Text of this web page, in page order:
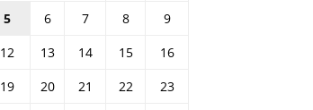
5 6 7 8
9
12 13 14 15
16
19 20 21 22
23